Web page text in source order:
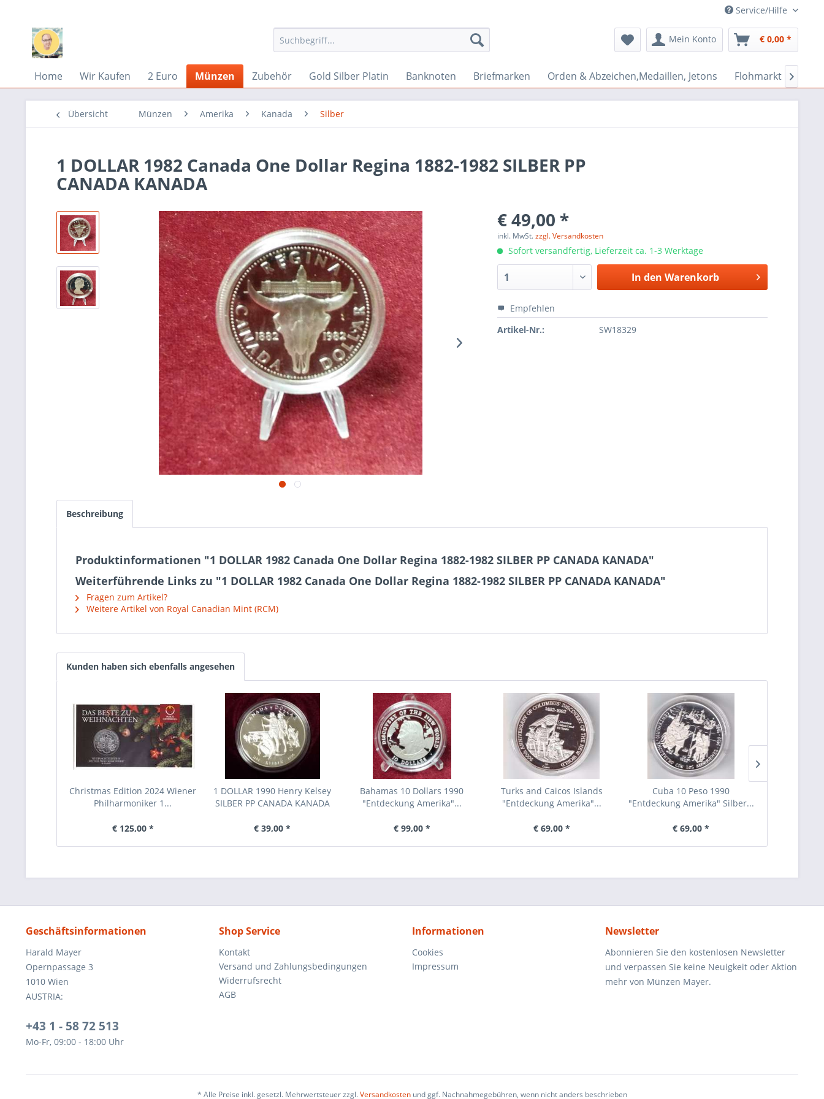
Service/Hilfe
Mein Konto € 0,00 *
Home Wir Kaufen 2 Euro Münzen Zubehör Gold Silber Platin Banknoten Briefmarken Orden & Abzeichen,Medaillen, Jetons Flohmarkt Bazar

Übersicht Münzen Amerika Kanada Silber
1 DOLLAR 1982 Canada One Dollar Regina 1882-1982 SILBER PP
CANADA KANADA
€ 49,00 *
inkl. MwSt.zzgl. Versandkosten
Sofort versandfertig, Lieferzeit ca. 1-3 Werktage
In den Warenkorb
Empfehlen
Artikel-Nr.:
SW18329
Beschreibung
Produktinformationen "1 DOLLAR 1982 Canada One Dollar Regina 1882-1982 SILBER PP CANADA KANADA"
Weiterführende Links zu "1 DOLLAR 1982 Canada One Dollar Regina 1882-1982 SILBER PP CANADA KANADA"
Fragen zum Artikel?
Weitere Artikel von Royal Canadian Mint (RCM)
Kunden haben sich ebenfalls angesehen
Christmas Edition 2024 Wiener
Philharmoniker 1...
€ 125,00 *
1 DOLLAR 1990 Henry Kelsey
SILBER PP CANADA KANADA
€ 39,00 *
Bahamas 10 Dollars 1990
"Entdeckung Amerika"...
€ 99,00 *
Turks and Caicos Islands
"Entdeckung Amerika"...
€ 69,00 *
Cuba 10 Peso 1990
"Entdeckung Amerika" Silber...
€ 69,00 *
Geschäftsinformationen
Harald Mayer
Opernpassage 3
1010 Wien
AUSTRIA:
+43 1 - 58 72 513
Mo-Fr, 09:00 - 18:00 Uhr
Shop Service
Kontakt
Versand und Zahlungsbedingungen
Widerrufsrecht
AGB
Informationen
Cookies
Impressum
Newsletter
Abonnieren Sie den kostenlosen Newsletter
und verpassen Sie keine Neuigkeit oder Aktion
mehr von Münzen Mayer.
* Alle Preise inkl. gesetzl. Mehrwertsteuer zzgl.Versandkostenund ggf. Nachnahmegebühren, wenn nicht anders beschrieben